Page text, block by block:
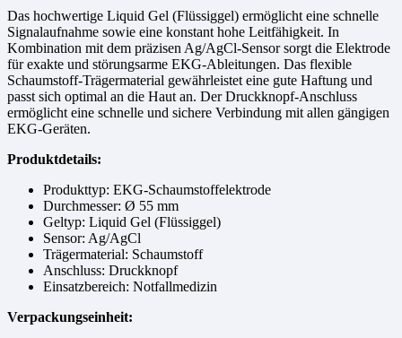
Das hochwertige Liquid Gel (Flüssiggel) ermöglicht eine schnelle
Signalaufnahme sowie eine konstant hohe Leitfähigkeit. In
Kombination mit dem präzisen Ag/AgCl-Sensor sorgt die Elektrode
für exakte und störungsarme EKG-Ableitungen. Das flexible
Schaumstoff-Trägermaterial gewährleistet eine gute Haftung und
passt sich optimal an die Haut an. Der Druckknopf-Anschluss
ermöglicht eine schnelle und sichere Verbindung mit allen gängigen
EKG-Geräten.
Produktdetails:
Produkttyp: EKG-Schaumstoffelektrode
Durchmesser: Ø 55 mm
Geltyp: Liquid Gel (Flüssiggel)
Sensor: Ag/AgCl
Trägermaterial: Schaumstoff
Anschluss: Druckknopf
Einsatzbereich: Notfallmedizin
Verpackungseinheit: